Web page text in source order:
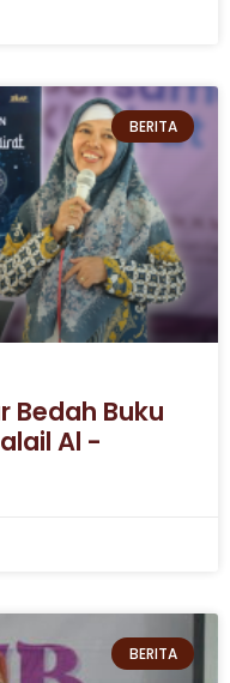
BERITA
Bedah Buku
Al -
BERITA